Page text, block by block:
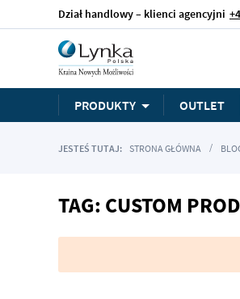
Dział handlowy – klienci agencyjni
PRODUKTY OUTLET
JESTEŚ TUTAJ: STRONA GŁÓWNA
TAG: CUSTOM